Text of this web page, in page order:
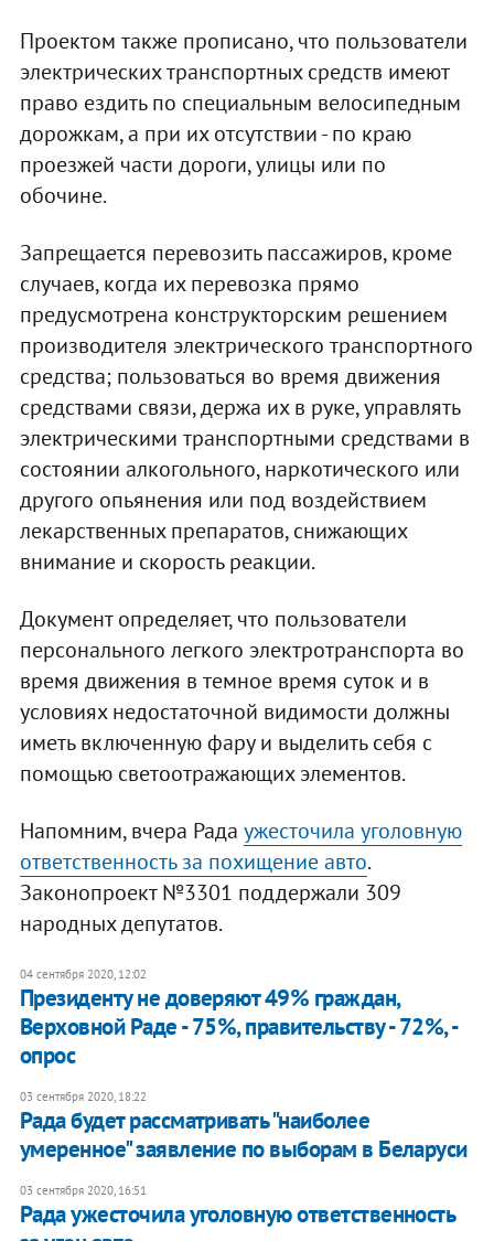
Проектом также прописано, что пользователи
электрических транспортных средств имеют
право ездить по специальным велосипедным
дорожкам, а при их отсутствии - по краю
проезжей части дороги, улицы или по
обочине.
Запрещается перевозить пассажиров, кроме
случаев, когда их перевозка прямо
предусмотрена конструкторским решением
производителя электрического транспортного
средства; пользоваться во время движения
средствами связи, держа их в руке, управлять
электрическими транспортными средствами в
состоянии алкогольного, наркотического или
другого опьянения или под воздействием
лекарственных препаратов, снижающих
внимание и скорость реакции.
Документ определяет, что пользователи
персонального легкого электротранспорта во
время движения в темное время суток и в
условиях недостаточной видимости должны
иметь включенную фару и выделить себя с
помощью светоотражающих элементов.
Напомним, вчера Рада ужесточила уголовную
ответственность за похищение авто.
Законопроект №3301 поддержали 309
народных депутатов.
04 сентября 2020, 12:02
​Президенту не доверяют 49% граждан,
Верховной Раде - 75%, правительству - 72%, -
опрос
03 сентября 2020, 18:22
Рада будет рассматривать "наиболее
умеренное" заявление по выборам в Беларуси
03 сентября 2020, 16:51
Рада ужесточила уголовную ответственность